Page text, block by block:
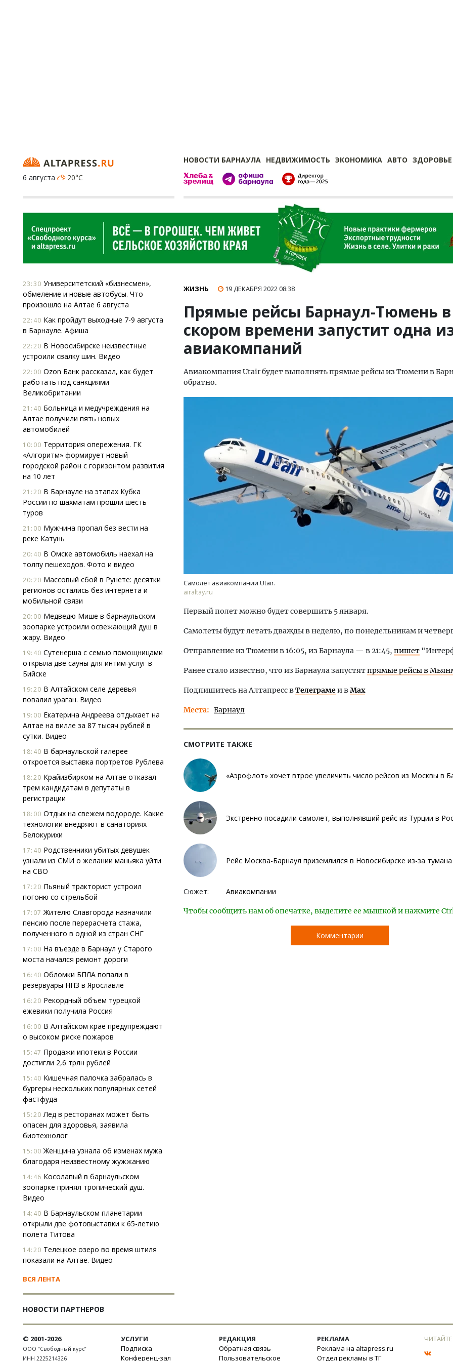
НОВОСТИ БАРНАУЛА НЕДВИЖИМОСТЬ ЭКОНОМИКА АВТО ЗДОРОВЬЕ
6 августа
20°C
23:30 Университетский «бизнесмен»,
обмеление и новые автобусы. Что
произошло на Алтае 6 августа
22:40 Как пройдут выходные 7-9 августа
в Барнауле. Афиша
22:20 В Новосибирске неизвестные
устроили свалку шин. Видео
22:00 Ozon Банк рассказал, как будет
работать под санкциями
Великобритании
21:40 Больница и медучреждения на
Алтае получили пять новых
автомобилей
10:00 Территория опережения. ГК
«Алгоритм» формирует новый
городской район с горизонтом развития
на 10 лет
21:20 В Барнауле на этапах Кубка
России по шахматам прошли шесть
туров
21:00 Мужчина пропал без вести на
реке Катунь
20:40 В Омске автомобиль наехал на
толпу пешеходов. Фото и видео
20:20 Массовый сбой в Рунете: десятки
регионов остались без интернета и
мобильной связи
20:00 Медведю Мише в барнаульском
зоопарке устроили освежающий душ в
жару. Видео
19:40 Сутенерша с семью помощницами
открыла две сауны для интим-услуг в
Бийске
19:20 В Алтайском селе деревья
повалил ураган. Видео
19:00 Екатерина Андреева отдыхает на
Алтае на вилле за 87 тысяч рублей в
сутки. Видео
18:40 В барнаульской галерее
откроется выставка портретов Рублева
18:20 Крайизбирком на Алтае отказал
трем кандидатам в депутаты в
регистрации
18:00 Отдых на свежем водороде. Какие
технологии внедряют в санаториях
Белокурихи
17:40 Родственники убитых девушек
узнали из СМИ о желании маньяка уйти
на СВО
17:20 Пьяный тракторист устроил
погоню со стрельбой
17:07 Жителю Славгорода назначили
пенсию после перерасчета стажа,
полученного в одной из стран СНГ
17:00 На въезде в Барнаул у Старого
моста начался ремонт дороги
16:40 Обломки БПЛА попали в
резервуары НПЗ в Ярославле
16:20 Рекордный объем турецкой
ежевики получила Россия
16:00 В Алтайском крае предупреждают
о высоком риске пожаров
15:47 Продажи ипотеки в России
достигли 2,6 трлн рублей
15:40 Кишечная палочка забралась в
бургеры нескольких популярных сетей
фастфуда
15:20 Лед в ресторанах может быть
опасен для здоровья, заявила
биотехнолог
15:00 Женщина узнала об изменах мужа
благодаря неизвестному жужжанию
14:46 Косолапый в барнаульском
зоопарке принял тропический душ.
Видео
14:40 В Барнаульском планетарии
открыли две фотовыставки к 65-летию
полета Титова
14:20 Телецкое озеро во время штиля
показали на Алтае. Видео
ВСЯ ЛЕНТА
НОВОСТИ ПАРТНЕРОВ
ЖИЗНЬ 19 ДЕКАБРЯ 202208:38
Прямые рейсы Барнаул-Тюмень в
скором времени запустит одна
авиакомпаний
Авиакомпания Utair будет выполнять прямые рейсы из Тюмени в
обратно.
Самолет авиакомпании Utair.
airaltay.ru
Первый полет можно будет совершить 5 января.
Самолеты будут летать дважды в неделю, по понедельникам и
Отправление из Тюмени в 16:05, из Барнаула — в 21:45, пишет
Ранее стало известно, что из Барнаула запустятпрямые рейсы в
Подпишитесь на Алтапресс вТелеграмеи вMax
Места Барнаул
СМОТРИТЕ ТАКЖЕ
«Аэрофлот» хочет втрое увеличить число рейсов из Москвы в
Экстренно посадили самолет, выполнявший рейс из Турции в
Рейс Москва-Барнаул приземлился в Новосибирске из-за тумана
Сюжет: Авиакомпании
Чтобы сообщить нам об опечатке, выделите ее мышкой и нажмите
Комментарии
Смелость архитектурных идей.
Генеральный директор компании
ЗИАС — об эстетике городов,
трендах в фасадах и развитии рынка
СТРОИТЕЛЬСТВО СТРОИТЕЛЬСТВО
© 2001-2026
ООО “Свободный курс”
ИНН 2225214326
УСЛУГИ
Подписка
Конференц-зал
РЕДАКЦИЯ
Обратная связь
Пользовательское
РЕКЛАМА
Реклама на altapress.ru
Отдел рекламы в ТГ